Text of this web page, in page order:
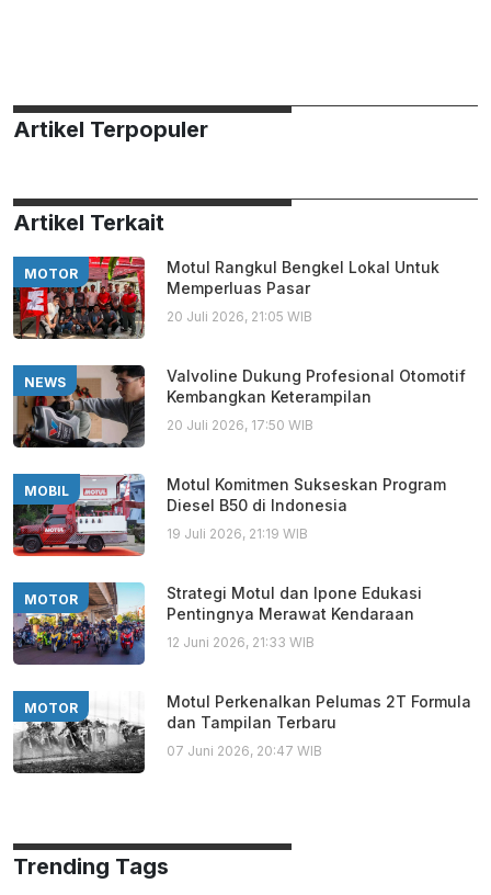
Artikel Terpopuler
Artikel Terkait
MOTOR
Motul Rangkul Bengkel Lokal Untuk
Memperluas Pasar
20 Juli 2026, 21:05 WIB
NEWS
Valvoline Dukung Profesional Otomotif
Kembangkan Keterampilan
20 Juli 2026, 17:50 WIB
MOBIL
Motul Komitmen Sukseskan Program
Diesel B50 di Indonesia
19 Juli 2026, 21:19 WIB
MOTOR
Strategi Motul dan Ipone Edukasi
Pentingnya Merawat Kendaraan
12 Juni 2026, 21:33 WIB
MOTOR
Motul Perkenalkan Pelumas 2T Formula
dan Tampilan Terbaru
07 Juni 2026, 20:47 WIB
Trending Tags